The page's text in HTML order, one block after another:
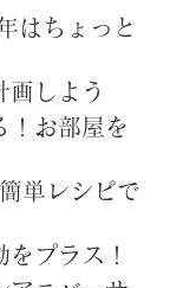
はちょっと
しよう
！お部屋を
単レシピで
プラス！